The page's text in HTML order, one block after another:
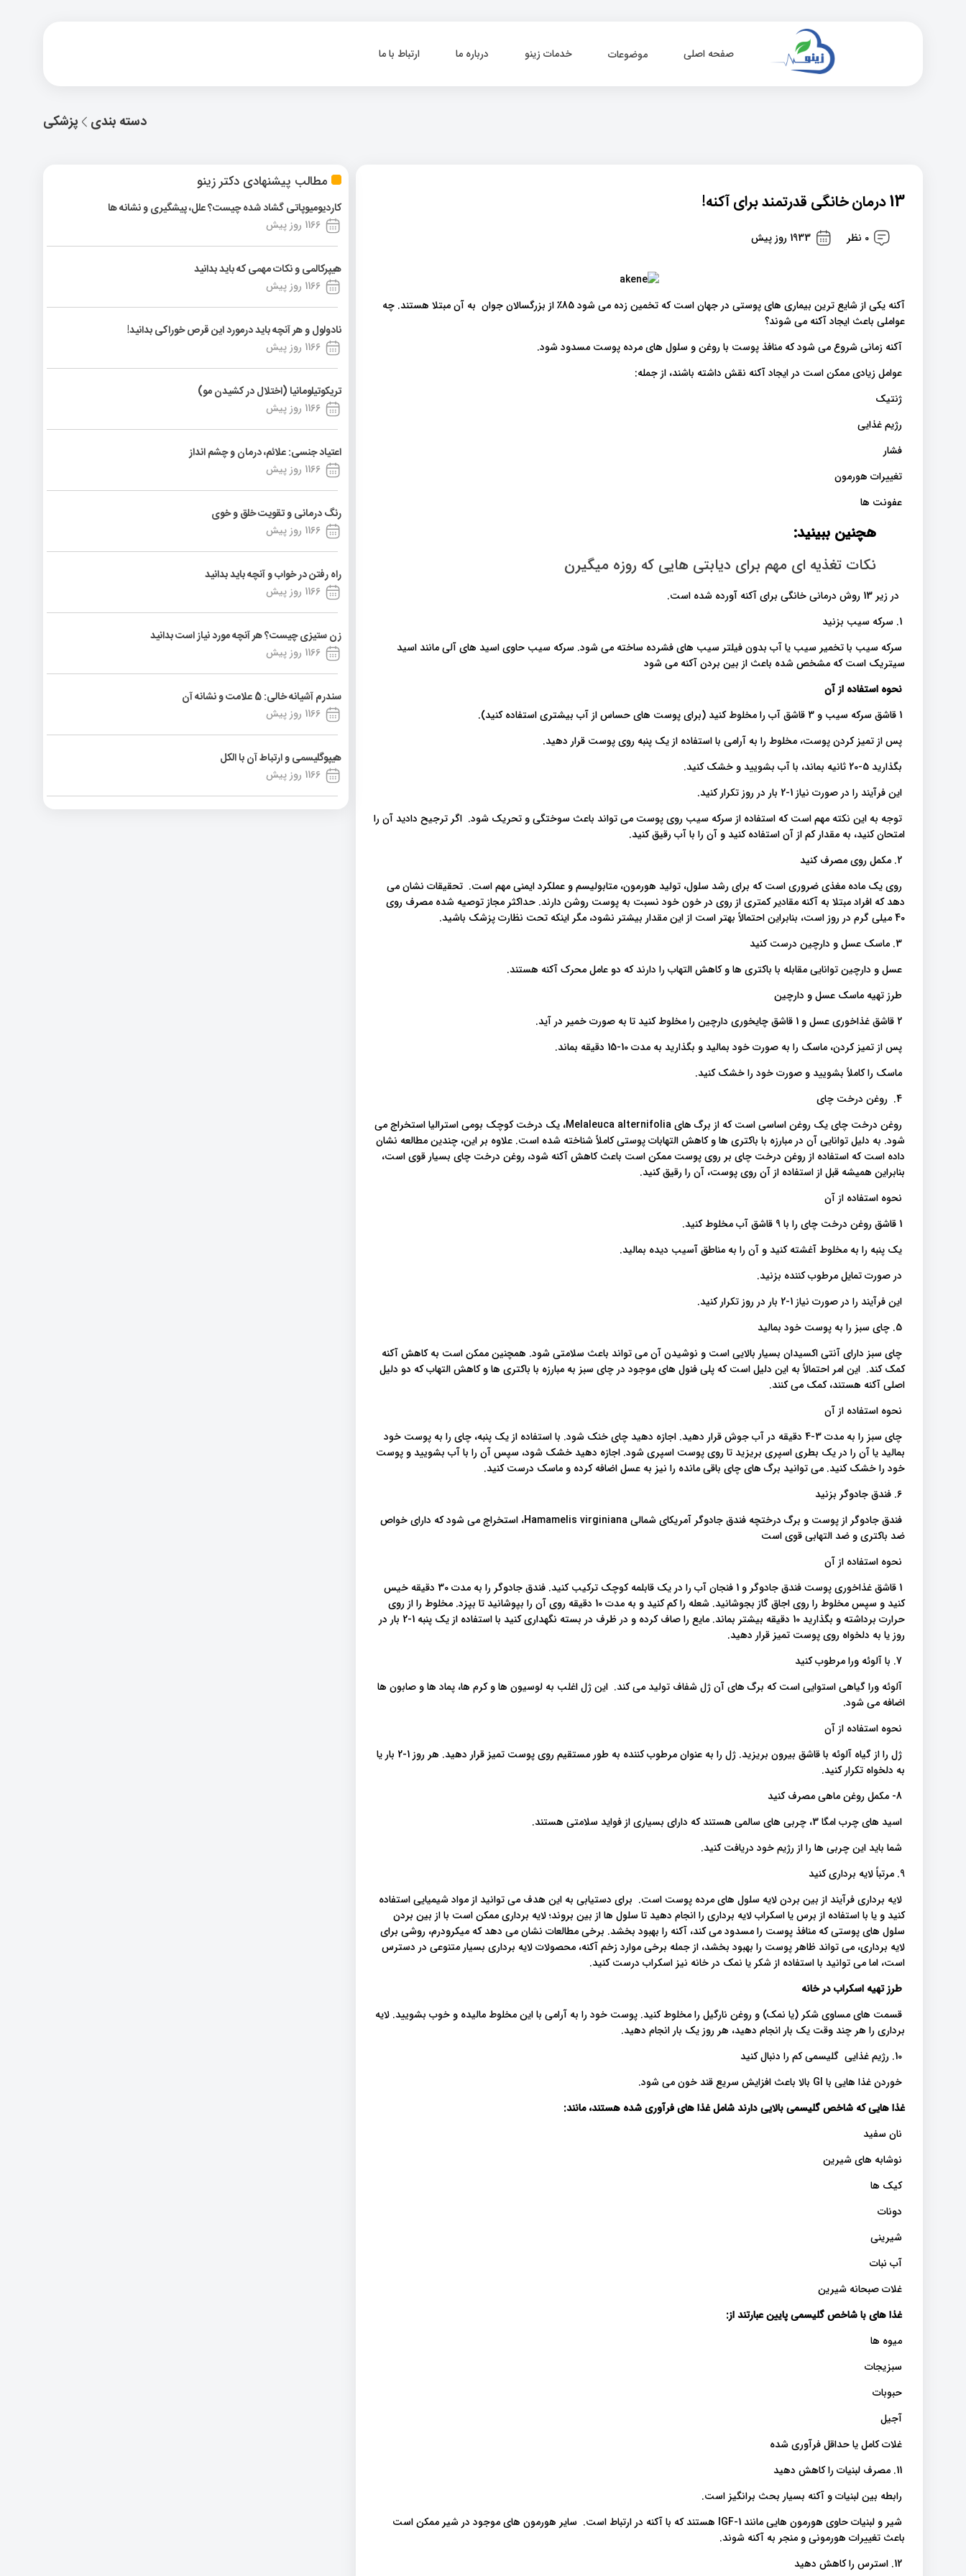
صفحه اصلی موضوعات خدمات زینو درباره ما ارتباط با ما
پزشکی دسته بندی
مطالب پیشنهادی دکتر زینو
کاردیومیوپاتی گشاد شده چیست؟ علل، پیشگیری و نشانه ها
1166 روز پیش
هیپرکالمی و نکات مهمی که باید بدانید
1166 روز پیش
نادولول و هر آنچه باید درمورد این قرص خوراکی بدانید!
1166 روز پیش
تریکوتیلومانیا (اختلال در کشیدن مو)
1166 روز پیش
اعتیاد جنسی: علائم، درمان و چشم انداز
1166 روز پیش
رنگ درمانی و تقویت خلق و خوی
1166 روز پیش
راه رفتن در خواب و آنچه باید بدانید
1166 روز پیش
زن ستیزی چیست؟ هر آنچه مورد نیاز است بدانید
1166 روز پیش
سندرم آشیانه خالی: 5 علامت و نشانه آن
1166 روز پیش
هیپوگلیسمی و ارتباط آن با الکل
1166 روز پیش
13 درمان خانگی قدرتمند برای آکنه!
0 نظر 1933 روز پیش
آکنه یکی از شایع ترین بیماری های پوستی در جهان است که تخمین زده می شود 85٪ از بزرگسالان جوان به آن مبتلا هستند. چه
عواملی باعث ایجاد آکنه می شوند؟
آکنه زمانی شروع می شود که منافذ پوست با روغن و سلول های مرده پوست مسدود شود.
عوامل زیادی ممکن است در ایجاد آکنه نقش داشته باشند، از جمله:
ژنتیک
رژیم غذایی
فشار
تغییرات هورمون
عفونت ها
هچنین ببینید:
نکات تغذیه ای مهم برای دیابتی هایی که روزه میگیرن
در زیر 13 روش درمانی خانگی برای آکنه آورده شده است.
سرکه سیب با تخمیر سیب یا آب بدون فیلتر سیب های فشرده ساخته می شود. سرکه سیب حاوی اسید های آلی مانند اسید
سیتریک است که مشخص شده باعث از بین بردن آکنه می شود
نحوه استفاده از آن
پس از تمیز کردن پوست، مخلوط را به آرامی با استفاده از یک پنبه روی پوست قرار دهید.
بگذارید 5-20 ثانیه بماند، با آب بشویید و خشک کنید.
این فرآیند را در صورت نیاز 1-2 بار در روز تکرار کنید.
توجه به این نکته مهم است که استفاده از سرکه سیب روی پوست می تواند باعث سوختگی و تحریک شود. اگر ترجیح دادید آن را
امتحان کنید، به مقدار کم از آن استفاده کنید و آن را با آب رقیق کنید.
روی یک ماده مغذی ضروری است که برای رشد سلول، تولید هورمون، متابولیسم و ​​عملکرد ایمنی مهم است. تحقیقات نشان می
دهد که افراد مبتلا به آکنه مقادیر کمتری از روی در خون خود نسبت به پوست روشن دارند. حداکثر مجاز توصیه شده مصرف روی
40 میلی گرم در روز است، بنابراین احتمالاً بهتر است از این مقدار بیشتر نشود، مگر اینکه تحت نظارت پزشک باشید.
عسل و دارچین توانایی مقابله با باکتری ها و کاهش التهاب را دارند که دو عامل محرک آکنه هستند.
طرز تهیه ماسک عسل و دارچین
پس از تمیز کردن، ماسک را به صورت خود بمالید و بگذارید به مدت 10-15 دقیقه بماند.
ماسک را کاملاً بشویید و صورت خود را خشک کنید.
روغن درخت چای یک روغن اساسی است که از برگ های Melaleuca alternifolia، یک درخت کوچک بومی استرالیا استخراج می
شود. به دلیل توانایی آن در مبارزه با باکتری ها و کاهش التهابات پوستی کاملاً شناخته شده است. علاوه بر این، چندین مطالعه نشان
داده است که استفاده از روغن درخت چای بر روی پوست ممکن است باعث کاهش آکنه شود، روغن درخت چای بسیار قوی است،
بنابراین همیشه قبل از استفاده از آن روی پوست، آن را رقیق کنید.
نحوه استفاده از آن
یک پنبه را به مخلوط آغشته کنید و آن را به مناطق آسیب دیده بمالید.
در صورت تمایل مرطوب کننده بزنید.
این فرآیند را در صورت نیاز 1-2 بار در روز تکرار کنید.
چای سبز دارای آنتی اکسیدان بسیار بالایی است و نوشیدن آن می تواند باعث سلامتی شود. همچنین ممکن است به کاهش آکنه
کمک کند. این امر احتمالاً به این دلیل است که پلی فنول های موجود در چای سبز به مبارزه با باکتری ها و کاهش التهاب که دو دلیل
اصلی آکنه هستند، کمک می کنند.
نحوه استفاده از آن
چای سبز را به مدت 3-4 دقیقه در آب جوش قرار دهید. اجازه دهید چای خنک شود. با استفاده از یک پنبه، چای را به پوست خود
بمالید یا آن را در یک بطری اسپری بریزید تا روی پوست اسپری شود. اجازه دهید خشک شود، سپس آن را با آب بشویید و پوست
خود را خشک کنید. می توانید برگ های چای باقی مانده را نیز به عسل اضافه کرده و ماسک درست کنید.
فندق جادوگر از پوست و برگ درختچه فندق جادوگر آمریکای شمالی Hamamelis virginiana، استخراج می شود که دارای خواص
ضد باکتری و ضد التهابی قوی است
نحوه استفاده از آن
1 قاشق غذاخوری پوست فندق جادوگر و 1 فنجان آب را در یک قابلمه کوچک ترکیب کنید. فندق جادوگر را به مدت 30 دقیقه خیس
کنید و سپس مخلوط را روی اجاق گاز بجوشانید. شعله را کم کنید و به مدت 10 دقیقه روی آن را بپوشانید تا بپزد. مخلوط را از روی
حرارت برداشته و بگذارید 10 دقیقه بیشتر بماند. مایع را صاف کرده و در ظرف در بسته نگهداری کنید با استفاده از یک پنبه 1-2 بار در
روز یا به دلخواه روی پوست تمیز قرار دهید.
آلوئه ورا گیاهی استوایی است که برگ های آن ژل شفاف تولید می کند. این ژل اغلب به لوسیون ها و کرم ها، پماد ها و صابون ها
اضافه می شود.
نحوه استفاده از آن
ژل را از گیاه آلوئه با قاشق بیرون بریزید. ژل را به عنوان مرطوب کننده به طور مستقیم روی پوست تمیز قرار دهید. هر روز 1-2 بار یا
به دلخواه تکرار کنید.
اسید های چرب امگا 3، چربی های سالمی هستند که دارای بسیاری از فواید سلامتی هستند.
شما باید این چربی ها را از رژیم خود دریافت کنید.
9. مرتباً لایه برداری کنید
لایه برداری فرآیند از بین بردن لایه سلول های مرده پوست است. برای دستیابی به این هدف می توانید از مواد شیمیایی استفاده
کنید و یا با استفاده از برس یا اسکراب لایه برداری را انجام دهید تا سلول ها از بین بروند؛ لایه برداری ممکن است با از بین بردن
سلول های پوستی که منافذ پوست را مسدود می کند، آکنه را بهبود بخشد. برخی مطالعات نشان می دهد که میکرودرم، روشی برای
لایه برداری، می تواند ظاهر پوست را بهبود بخشد، از جمله برخی موارد زخم آکنه، محصولات لایه برداری بسیار متنوعی در دسترس
است، اما می توانید با استفاده از شکر یا نمک در خانه نیز اسکراب درست کنید.
طرز تهیه اسکراب در خانه
قسمت های مساوی شکر (یا نمک) و روغن نارگیل را مخلوط کنید. پوست خود را به آرامی با این مخلوط مالیده و خوب بشویید. لایه
برداری را هر چند وقت یک بار انجام دهید، هر روز یک بار انجام دهید.
خوردن غذا هایی با GI بالا باعث افزایش سریع قند خون می شود.
غذا هایی که شاخص گلیسمی بالایی دارند شامل غذا های فرآوری شده هستند، مانند:
نان سفید
نوشابه های شیرین
کیک ها
دونات
شیرینی
آب نبات
غلات صبحانه شیرین
غذا های با شاخص گلیسمی پایین عبارتند از:
میوه ها
سبزیجات
حبوبات
آجیل
غلات کامل یا حداقل فرآوری شده
رابطه بین لبنیات و آکنه بسیار بحث برانگیز است.
شیر و لبنیات حاوی هورمون هایی مانند IGF-1 هستند که با آکنه در ارتباط است. سایر هورمون های موجود در شیر ممکن است
باعث تغییرات هورمونی و منجر به آکنه شوند.